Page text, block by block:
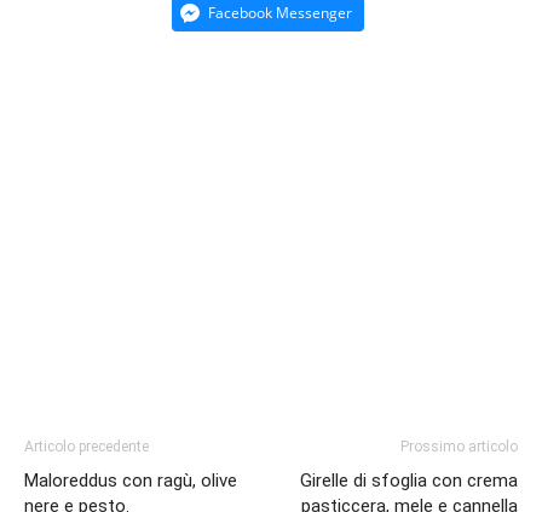
Facebook Messenger
Articolo precedente
Maloreddus con ragù, olive
nere e pesto.
Prossimo articolo
Girelle di sfoglia con crema
pasticcera, mele e cannella